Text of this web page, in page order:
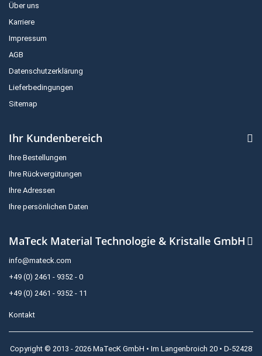
Über uns
Karriere
Impressum
AGB
Datenschutzerklärung
Lieferbedingungen
Sitemap
Ihr Kundenbereich
Ihre Bestellungen
Ihre Rückvergütungen
Ihre Adressen
Ihre persönlichen Daten
MaTeck Material Technologie & Kristalle GmbH
info@mateck.com
+49 (0) 2461 - 9352 - 0
+49 (0) 2461 - 9352 - 11
Kontakt
Copyright © 2013 - 2026 MaTecK GmbH • Im Langenbroich 20 • D-52428